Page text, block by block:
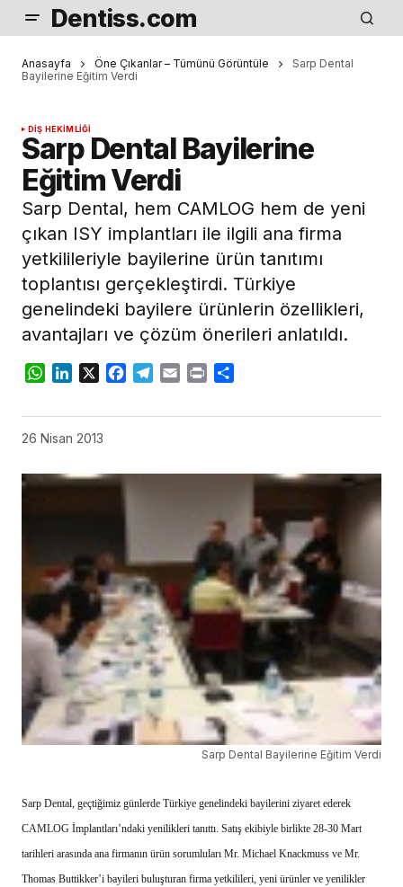
Dentiss.com
Anasayfa Öne Çıkanlar – Tümünü Görüntüle
Sarp Dental
Bayilerine Eğitim Verdi
DIŞ HEKIMLIĞI
Sarp Dental Bayilerine
Eğitim Verdi
Sarp Dental, hem CAMLOG hem de yeni
çıkan ISY implantları ile ilgili ana firma
yetkilileriyle bayilerine ürün tanıtımı
toplantısı gerçekleştirdi. Türkiye
genelindeki bayilere ürünlerin özellikleri,
avantajları ve çözüm önerileri anlatıldı.
WhatsApp
LinkedIn
X Facebook
Telegram
Email Print
26 Nisan 2013
Sarp Dental Bayilerine Eğitim Verdi
Sarp Dental, geçtiğimiz günlerde Türkiye genelindeki bayilerini ziyaret ederek
CAMLOG İmplantları’ndaki yenilikleri tanıttı. Satış ekibiyle birlikte 28-30 Mart
tarihleri arasında ana firmanın ürün sorumluları Mr. Michael Knackmuss ve Mr.
Thomas Buttikker’i bayileri buluşturan firma yetkilileri, yeni ürünler ve yenilikler